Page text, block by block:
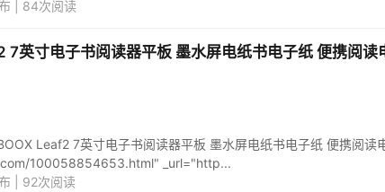
| 84次阅读
7英寸电子书阅读器平板 墨水屏电纸书电子纸 便携阅
Leaf2 7英寸电子书阅读器平板 墨水屏电纸书电子纸 便携阅
100058854653.html" _url="http...
| 92次阅读